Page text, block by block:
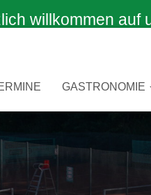
willkommen auf
GASTRONOMIE